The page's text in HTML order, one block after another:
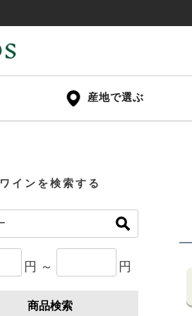
産地で選ぶ
ワインを検索する
円 ～ 円
商品検索